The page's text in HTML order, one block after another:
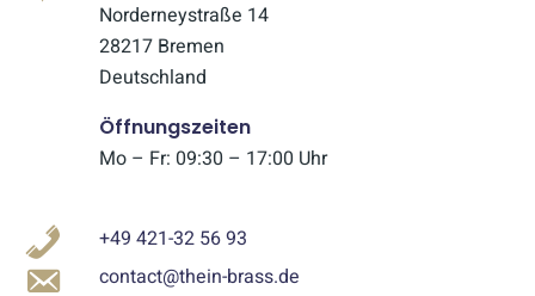
Norderneystraße 14
28217 Bremen
Deutschland
Öffnungszeiten
Mo – Fr: 09:30 – 17:00 Uhr
+49 421-32 56 93
contact@thein-brass.de